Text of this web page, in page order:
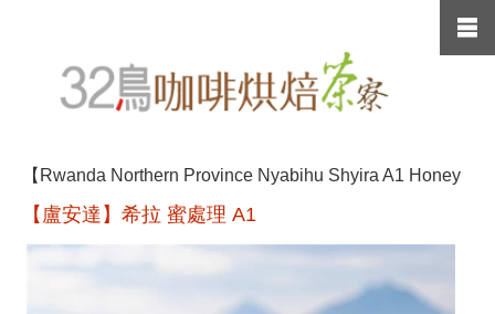
【Rwanda Northern Province Nyabihu Shyira A1 Honey
【盧安達】希拉 蜜處理 A1